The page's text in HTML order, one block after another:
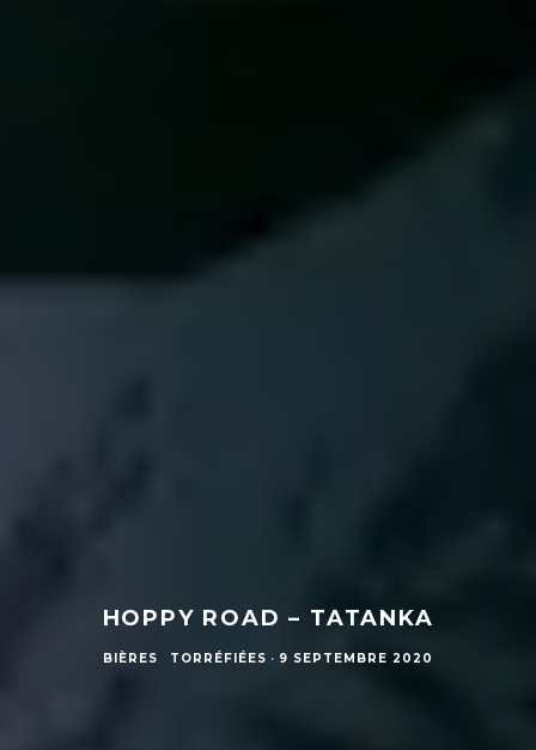
HOPPY ROAD – TATANKA
BIÈRES TORRÉFIÉES · 9 SEPTEMBRE 2020